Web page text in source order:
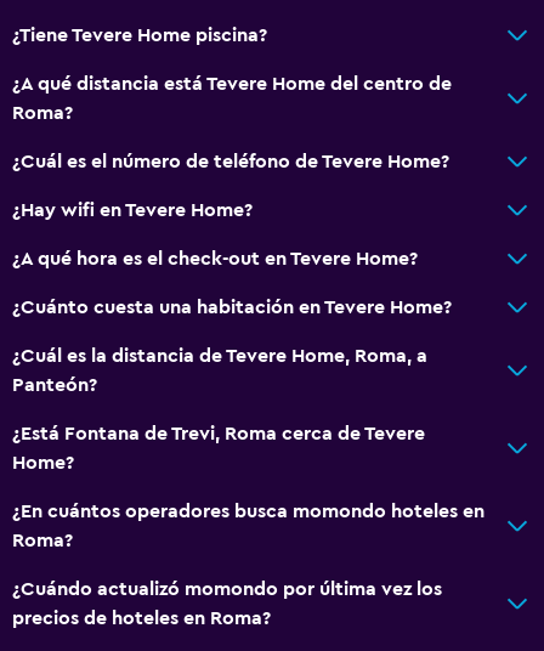
Secador de pelo
Papel higiénico
Accesibilidad y adecuación
Ascensor
Para no fumadores
Servicios y facilidades
Minimercado en las instalaciones
Acceso con llave
Check-out exprés
Botella de agua
¿Tiene Tevere Home piscina?
¿A qué distancia está Tevere Home del centro de
Roma?
¿Cuál es el número de teléfono de Tevere Home?
¿Hay wifi en Tevere Home?
¿A qué hora es el check-out en Tevere Home?
¿Cuánto cuesta una habitación en Tevere Home?
¿Cuál es la distancia de Tevere Home, Roma, a
Panteón?
¿Está Fontana de Trevi, Roma cerca de Tevere
Home?
¿En cuántos operadores busca momondo hoteles en
Roma?
¿Cuándo actualizó momondo por última vez los
precios de hoteles en Roma?